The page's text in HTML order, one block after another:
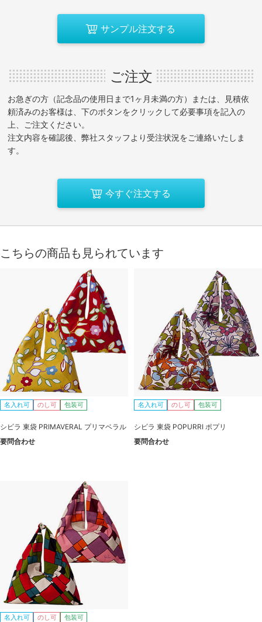
サンプル注文する
ご注文
お急ぎの方（記念品の使用日まで1ヶ月未満の方）または、見積依
頼済みのお客様は、下のボタンをクリックして必要事項を記入の
上、ご注文ください。
注文内容を確認後、弊社スタッフより受注状況をご連絡いたしま
す。
今すぐ注文する
こちらの商品も見られています
名入れ可 のし可 包装可
シビラ 東袋 PRIMAVERAL プリマベラル
要問合わせ
名入れ可 のし可 包装可
シビラ 東袋 POPURRI ポプリ
要問合わせ
名入れ可 のし可 包装可